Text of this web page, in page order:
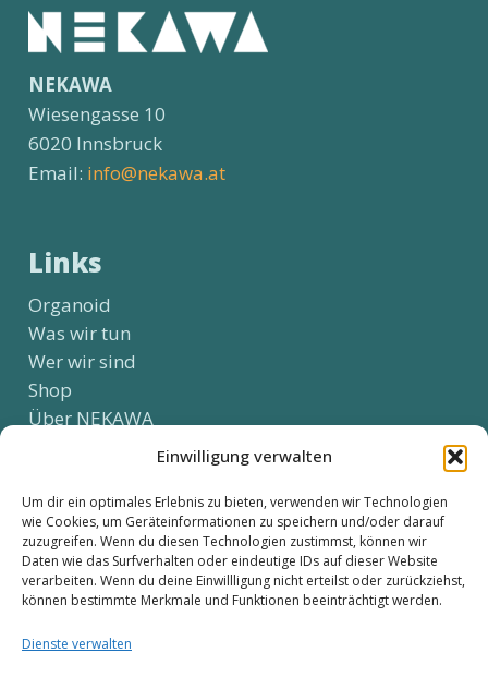
Einwilligung verwalten
Um dir ein optimales Erlebnis zu bieten, verwenden wir Technologien
wie Cookies, um Geräteinformationen zu speichern und/oder darauf
zuzugreifen. Wenn du diesen Technologien zustimmst, können wir
Daten wie das Surfverhalten oder eindeutige IDs auf dieser Website
verarbeiten. Wenn du deine Einwillligung nicht erteilst oder zurückziehst,
können bestimmte Merkmale und Funktionen beeinträchtigt werden.
Dienste verwalten
NEKAWA
Wiesengasse 10
6020 Innsbruck
Email: info@nekawa.at
Links
Organoid
Was wir tun
Wer wir sind
Shop
Über NEKAWA
Social Media
Kundenservice